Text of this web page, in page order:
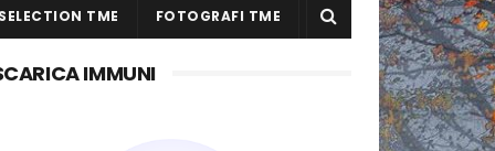
TME FOTOGRAFI TME
IMMUNI